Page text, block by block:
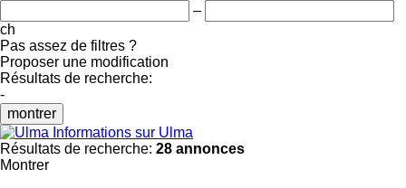
–
ch
Pas assez de filtres ?
Proposer une modification
Résultats de recherche:
-
montrer
Informations sur Ulma
Résultats de recherche: 28 annonces
Montrer